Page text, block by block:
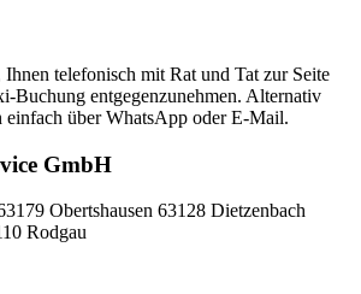
telefonisch mit Rat und Tat zur Seite
Buchung entgegenzunehmen. Alternativ
einfach über WhatsApp oder E-Mail.
GmbH
Obertshausen 63128 Dietzenbach
Rodgau